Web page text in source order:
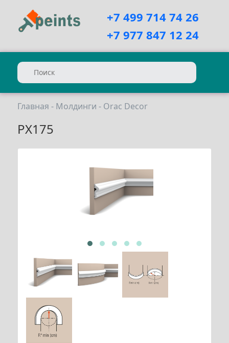
+7 499 714 74 26
+7 977 847 12 24
Главная - Молдинги - Orac Decor
PX175